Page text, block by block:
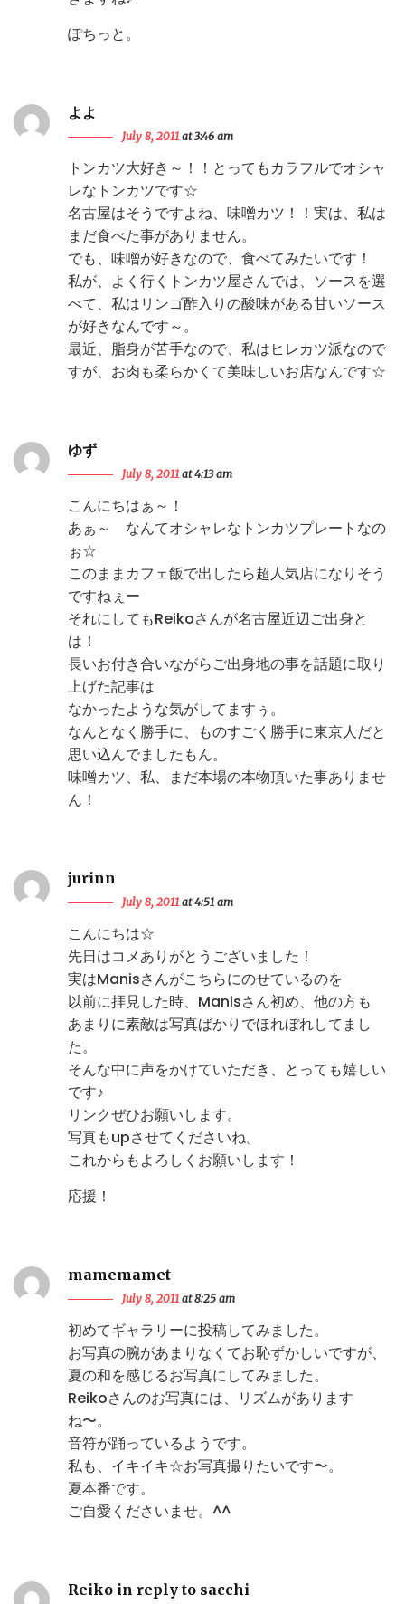
ぽちっと。
よよ
July 8, 2011 at 3:46 am
トンカツ大好き～！！とってもカラフルでオシャ
レなトンカツです☆
名古屋はそうですよね、味噌カツ！！実は、私は
まだ食べた事がありません。
でも、味噌が好きなので、食べてみたいです！
私が、よく行くトンカツ屋さんでは、ソースを選
べて、私はリンゴ酢入りの酸味がある甘いソース
が好きなんです～。
最近、脂身が苦手なので、私はヒレカツ派なので
すが、お肉も柔らかくて美味しいお店なんです☆
ゆず
July 8, 2011 at 4:13 am
こんにちはぁ～！
あぁ～ なんてオシャレなトンカツプレートなの
ぉ☆
このままカフェ飯で出したら超人気店になりそう
ですねぇー
それにしてもReikoさんが名古屋近辺ご出身と
は！
長いお付き合いながらご出身地の事を話題に取り
上げた記事は
なかったような気がしてますぅ。
なんとなく勝手に、ものすごく勝手に東京人だと
思い込んでましたもん。
味噌カツ、私、まだ本場の本物頂いた事ありませ
ん！
jurinn
July 8, 2011 at 4:51 am
こんにちは☆
先日はコメありがとうございました！
実はManisさんがこちらにのせているのを
以前に拝見した時、Manisさん初め、他の方も
あまりに素敵は写真ばかりでほれぼれしてまし
た。
そんな中に声をかけていただき、とっても嬉しい
です♪
リンクぜひお願いします。
写真もupさせてくださいね。
これからもよろしくお願いします！
応援！
mamemamet
July 8, 2011 at 8:25 am
初めてギャラリーに投稿してみました。
お写真の腕があまりなくてお恥ずかしいですが、
夏の和を感じるお写真にしてみました。
Reikoさんのお写真には、リズムがあります
ね〜。
音符が踊っているようです。
私も、イキイキ☆お写真撮りたいです〜。
夏本番です。
ご自愛くださいませ。^^
Reiko in reply to sacchi